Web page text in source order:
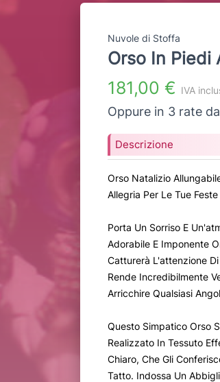
Nuvole di Stoffa
Orso In Piedi
181,00 € IVA
Oppure in 3 rate
Descrizione
Orso Natalizio
Allegria Per Le Tue Feste
Porta Un Sorriso E
Adorabile E Imponente
Catturerà L'attenzione
Rende Incredibilmente
Arricchire Qualsiasi
Questo Simpatico Orso
Realizzato In Tessuto
Chiaro, Che Gli
Tatto. Indossa Un